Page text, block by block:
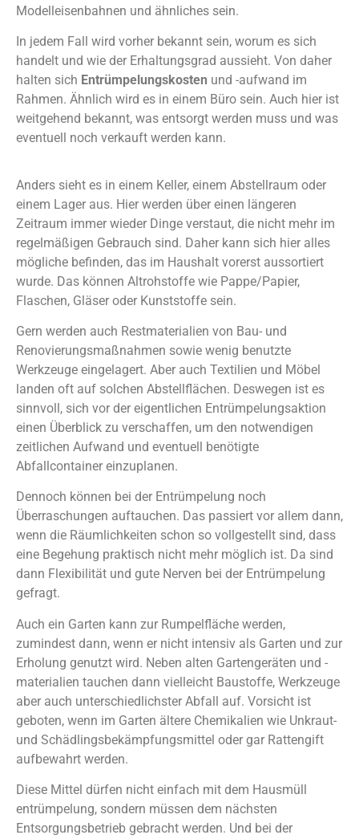
Modelleisenbahnen und ähnliches sein.
In jedem Fall wird vorher bekannt sein, worum es sich
handelt und wie der Erhaltungsgrad aussieht. Von daher
halten sich Entrümpelungskosten und -aufwand im
Rahmen. Ähnlich wird es in einem Büro sein. Auch hier ist
weitgehend bekannt, was entsorgt werden muss und was
eventuell noch verkauft werden kann.
Anders sieht es in einem Keller, einem Abstellraum oder
einem Lager aus. Hier werden über einen längeren
Zeitraum immer wieder Dinge verstaut, die nicht mehr im
regelmäßigen Gebrauch sind. Daher kann sich hier alles
mögliche befinden, das im Haushalt vorerst aussortiert
wurde. Das können Altrohstoffe wie Pappe/Papier,
Flaschen, Gläser oder Kunststoffe sein.
Gern werden auch Restmaterialien von Bau- und
Renovierungsmaßnahmen sowie wenig benutzte
Werkzeuge eingelagert. Aber auch Textilien und Möbel
landen oft auf solchen Abstellflächen. Deswegen ist es
sinnvoll, sich vor der eigentlichen Entrümpelungsaktion
einen Überblick zu verschaffen, um den notwendigen
zeitlichen Aufwand und eventuell benötigte
Abfallcontainer einzuplanen.
Dennoch können bei der Entrümpelung noch
Überraschungen auftauchen. Das passiert vor allem dann,
wenn die Räumlichkeiten schon so vollgestellt sind, dass
eine Begehung praktisch nicht mehr möglich ist. Da sind
dann Flexibilität und gute Nerven bei der Entrümpelung
gefragt.
Auch ein Garten kann zur Rumpelfläche werden,
zumindest dann, wenn er nicht intensiv als Garten und zur
Erholung genutzt wird. Neben alten Gartengeräten und -
materialien tauchen dann vielleicht Baustoffe, Werkzeuge
aber auch unterschiedlichster Abfall auf. Vorsicht ist
geboten, wenn im Garten ältere Chemikalien wie Unkraut-
und Schädlingsbekämpfungsmittel oder gar Rattengift
aufbewahrt werden.
Diese Mittel dürfen nicht einfach mit dem Hausmüll
entrümpelung, sondern müssen dem nächsten
Entsorgungsbetrieb gebracht werden. Und bei der